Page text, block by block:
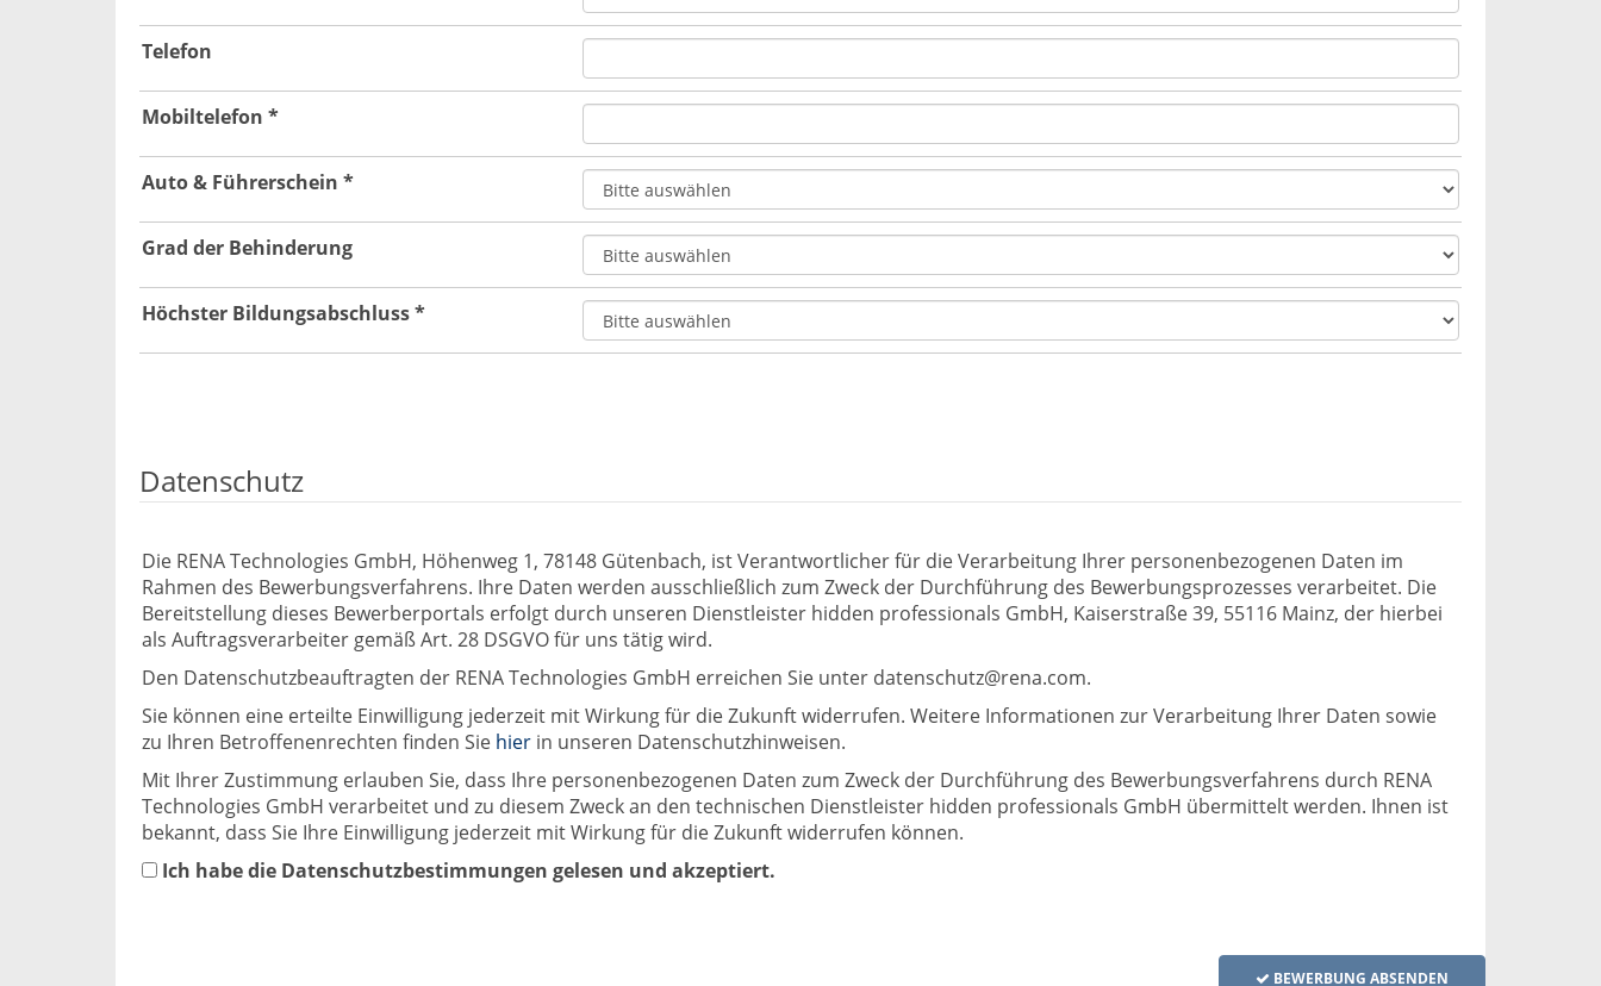
Telefon
Mobiltelefon *
Auto & Führerschein *
Grad der Behinderung
Höchster Bildungsabschluss *
Datenschutz
Die RENA Technologies GmbH, Höhenweg 1, 78148 Gütenbach, ist Verantwortlicher für die Verarbeitung Ihrer personenbezogenen Daten im
Rahmen des Bewerbungsverfahrens. Ihre Daten werden ausschließlich zum Zweck der Durchführung des Bewerbungsprozesses verarbeitet. Die
Bereitstellung dieses Bewerberportals erfolgt durch unseren Dienstleister hidden professionals GmbH, Kaiserstraße 39, 55116 Mainz, der hierbei
als Auftragsverarbeiter gemäß Art. 28 DSGVO für uns tätig wird.
Den Datenschutzbeauftragten der RENA Technologies GmbH erreichen Sie unter datenschutz@rena.com.
Sie können eine erteilte Einwilligung jederzeit mit Wirkung für die Zukunft widerrufen. Weitere Informationen zur Verarbeitung Ihrer Daten sowie
zu Ihren Betroffenenrechten finden Sie hier in unseren Datenschutzhinweisen.
Mit Ihrer Zustimmung erlauben Sie, dass Ihre personenbezogenen Daten zum Zweck der Durchführung des Bewerbungsverfahrens durch RENA
Technologies GmbH verarbeitet und zu diesem Zweck an den technischen Dienstleister hidden professionals GmbH übermittelt werden. Ihnen ist
bekannt, dass Sie Ihre Einwilligung jederzeit mit Wirkung für die Zukunft widerrufen können.
Ich habe die Datenschutzbestimmungen gelesen und akzeptiert.
BEWERBUNG ABSENDEN